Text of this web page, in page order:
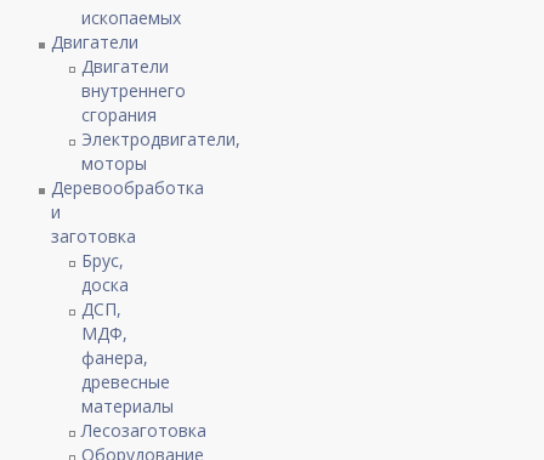
ископаемых
Двигатели
Двигатели
внутреннего
сгорания
Электродвигатели,
моторы
Деревообработка
и
заготовка
Брус,
доска
ДСП,
МДФ,
фанера,
древесные
материалы
Лесозаготовка
Оборудование